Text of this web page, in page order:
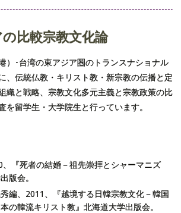
比較宗教文化論
）･台湾の東アジア圏のトランスナショナル
、伝統仏教・キリスト教・新宗教の伝播と定
織と戦略、宗教文化多元主義と宗教政策の比
を留学生・大学院生と行っています。
『死者の結婚－祖先崇拝とシャーマニズ
版会。
編、2011、『越境する日韓宗教文化－韓国
韓流キリスト教』北海道大学出版会。